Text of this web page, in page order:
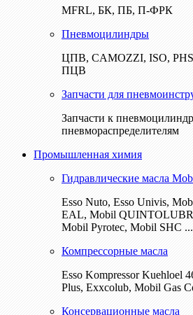
MFRL, БК, ПБ, П-ФРК
Пневмоцилиндры
ЦПВ, CAMOZZI, ISO,
ПЦВ
Запчасти для
Запчасти к
пневмораспределителям
Промышленная химия
Гидравлические масла
Esso Nuto, Esso Univis,
EAL, Mobil
Mobil Pyrotec, Mobil SHC ...
Компрессорные масла
Esso Kompressor Kuehloel
Plus, Exxcolub, Mobil Gas
Консервационные масла